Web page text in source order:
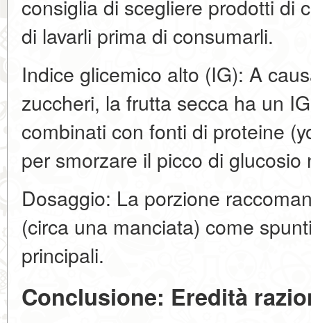
consiglia di scegliere prodotti di
di lavarli prima di consumarli.
Indice glicemico alto (IG): A
zuccheri, la frutta secca ha un
combinati con fonti di proteine
per smorzare il picco di glucosio
Dosaggio: La porzione
(circa una manciata) come
principali.
Conclusione: Eredità